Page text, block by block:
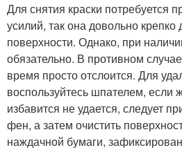
Для снятия краски потребуется
усилий, так она довольно крепко
поверхности. Однако, при
обязательно. В противном
время просто отслоится. Для
воспользуйтесь шпателем, если
избавится не удается, следует
фен, а затем очистить
наждачной бумаги,